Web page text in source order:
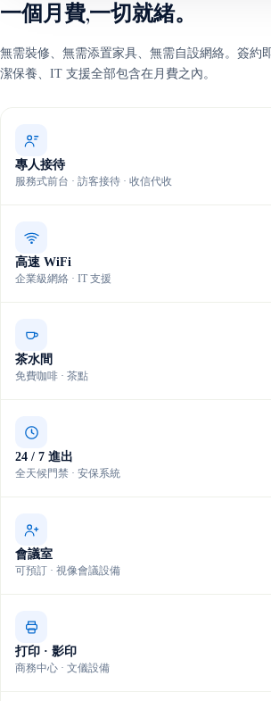
一個月費,一切就緒。
無需裝修、無需添置家具、無需自設網絡。簽約
潔保養、IT 支援全部包含在月費之內。
專人接待
服務式前台 · 訪客接待 · 收信代收
高速 WiFi
企業級網絡 · IT 支援
茶水間
免費咖啡 · 茶點
24 / 7 進出
全天候門禁 · 安保系統
會議室
可預訂 · 視像會議設備
打印 · 影印
商務中心 · 文儀設備